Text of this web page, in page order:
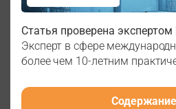
цепочками поставок
Статья проверена экспертом
Эксперт в сфере
более чем 10-летним